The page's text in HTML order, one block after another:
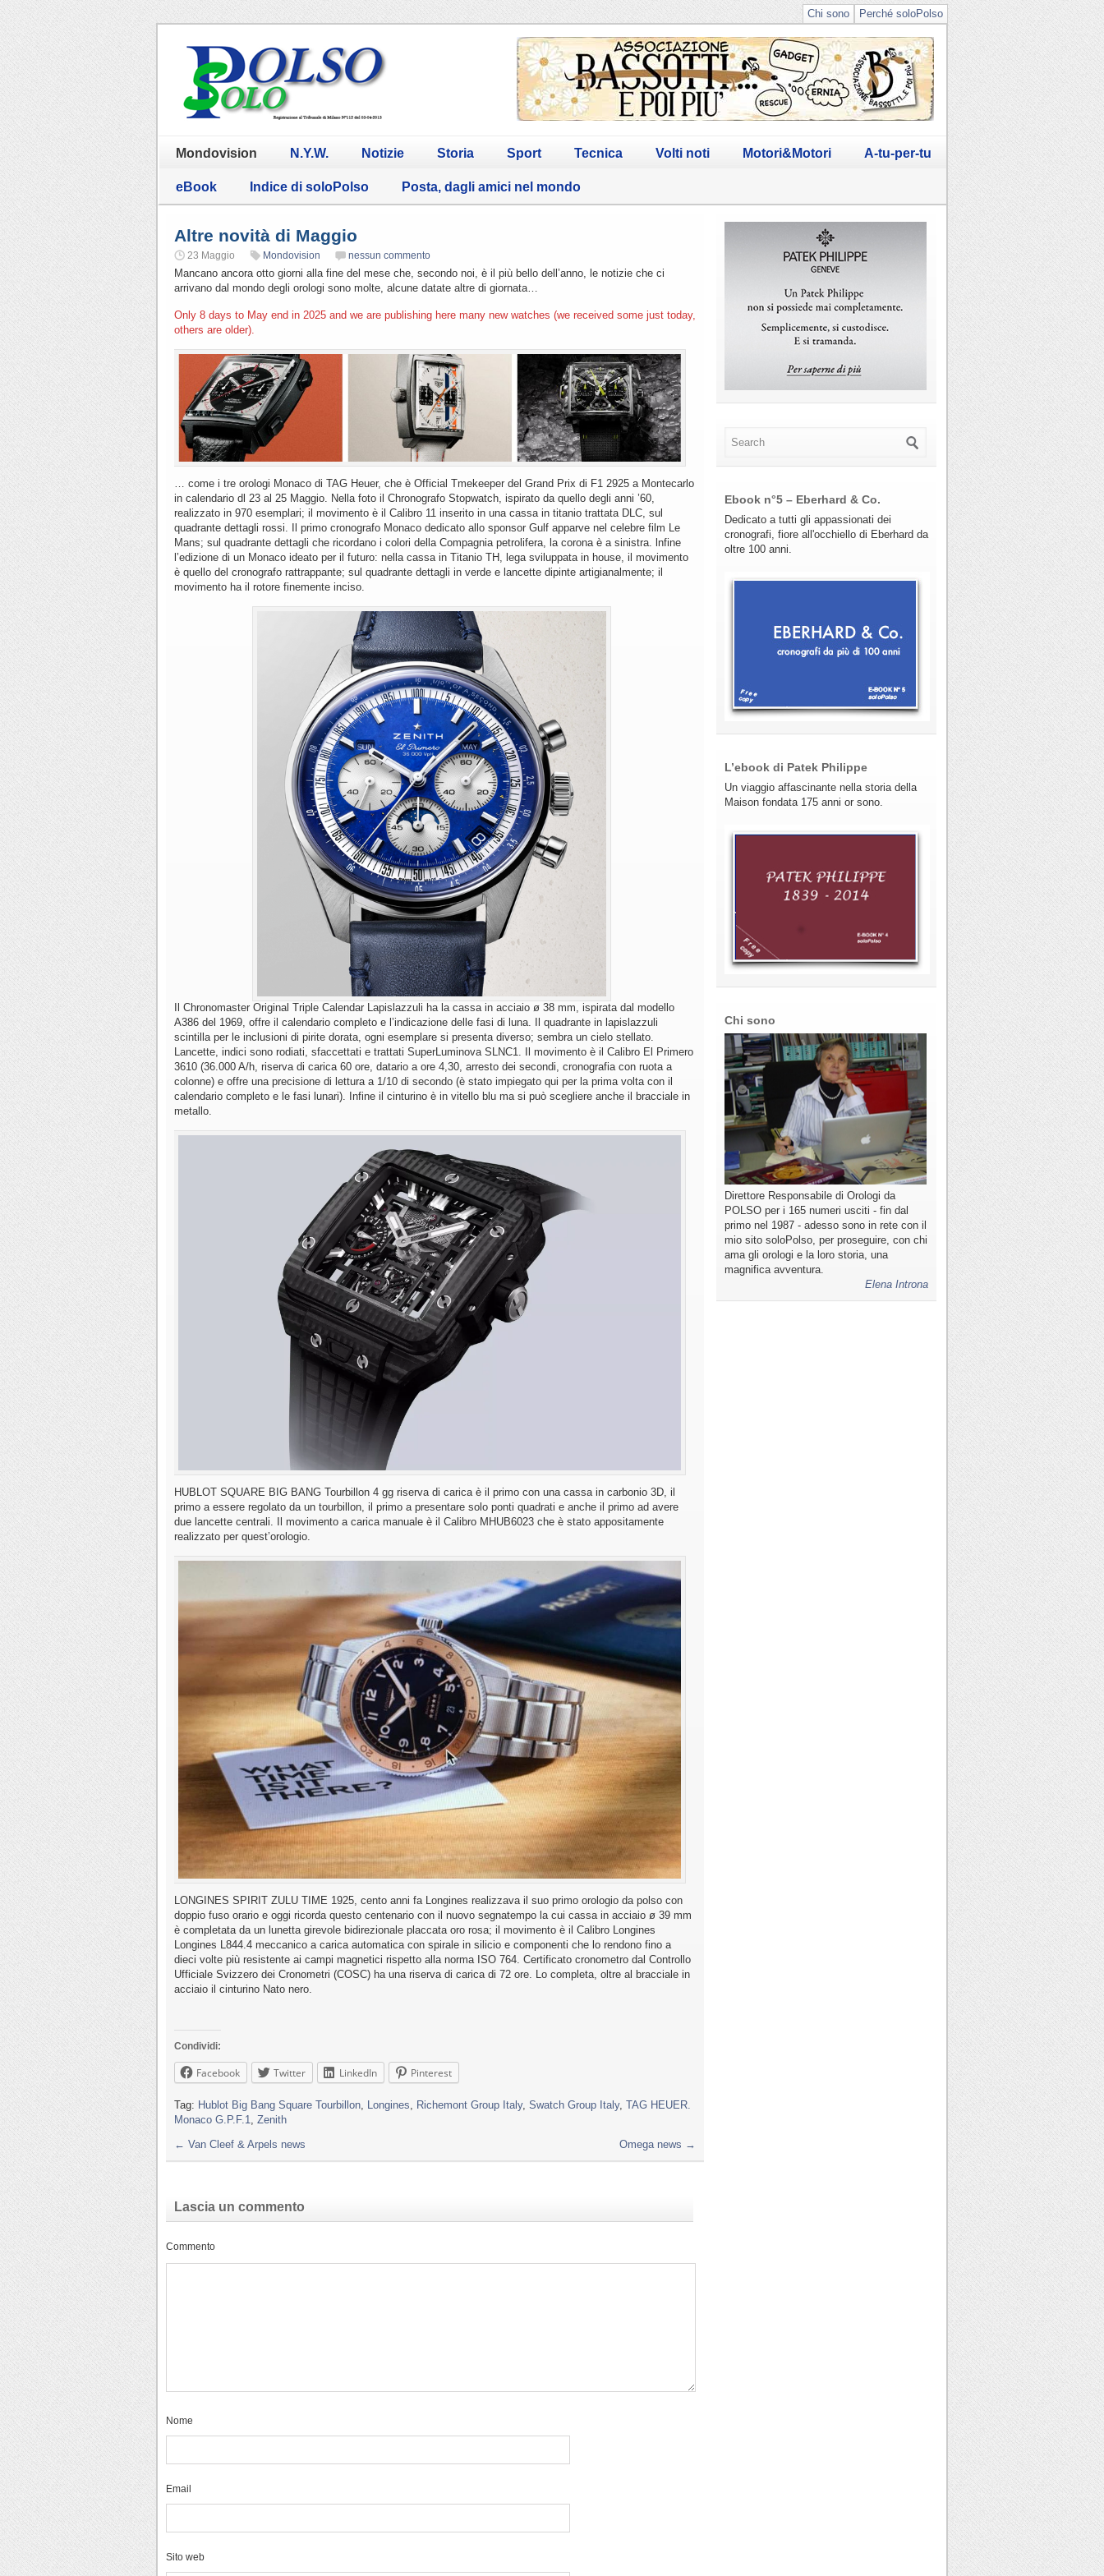
Perché soloPolso
Chi sono
Mondovision N.Y.W. Notizie Storia Sport Tecnica Volti noti Motori&Motori A-tu-per-tu
eBook Indice di soloPolso Posta, dagli amici nel mondo
Altre novità di Maggio
23 Maggio Mondovision nessun commento
Mancano ancora otto giorni alla fine del mese che, secondo noi, è il più bello dell’anno, le notizie che ci
arrivano dal mondo degli orologi sono molte, alcune datate altre di giornata…
Only 8 days to May end in 2025 and we are publishing here many new watches (we received some just today,
others are older).
… come i tre orologi Monaco di TAG Heuer, che è Official Tmekeeper del Grand Prix di F1 2925 a Montecarlo
in calendario dl 23 al 25 Maggio. Nella foto il Chronografo Stopwatch, ispirato da quello degli anni ’60,
realizzato in 970 esemplari; il movimento è il Calibro 11 inserito in una cassa in titanio trattata DLC, sul
quadrante dettagli rossi. Il primo cronografo Monaco dedicato allo sponsor Gulf apparve nel celebre film Le
Mans; sul quadrante dettagli che ricordano i colori della Compagnia petrolifera, la corona è a sinistra. lnfine
l’edizione di un Monaco ideato per il futuro: nella cassa in Titanio TH, lega sviluppata in house, il movimento
è quello del cronografo rattrappante; sul quadrante dettagli in verde e lancette dipinte artigianalmente; il
movimento ha il rotore finemente inciso.
Il Chronomaster Original Triple Calendar Lapislazzuli ha la cassa in acciaio ø 38 mm, ispirata dal modello
A386 del 1969, offre il calendario completo e l’indicazione delle fasi di luna. Il quadrante in lapislazzuli
scintilla per le inclusioni di pirite dorata, ogni esemplare si presenta diverso; sembra un cielo stellato.
Lancette, indici sono rodiati, sfaccettati e trattati SuperLuminova SLNC1. Il movimento è il Calibro El Primero
3610 (36.000 A/h, riserva di carica 60 ore, datario a ore 4,30, arresto dei secondi, cronografia con ruota a
colonne) e offre una precisione di lettura a 1/10 di secondo (è stato impiegato qui per la prima volta con il
calendario completo e le fasi lunari). Infine il cinturino è in vitello blu ma si può scegliere anche il bracciale in
metallo.
HUBLOT SQUARE BIG BANG Tourbillon 4 gg riserva di carica è il primo con una cassa in carbonio 3D, il
primo a essere regolato da un tourbillon, il primo a presentare solo ponti quadrati e anche il primo ad avere
due lancette centrali. Il movimento a carica manuale è il Calibro MHUB6023 che è stato appositamente
realizzato per quest’orologio.
LONGINES SPIRIT ZULU TIME 1925, cento anni fa Longines realizzava il suo primo orologio da polso con
doppio fuso orario e oggi ricorda questo centenario con il nuovo segnatempo la cui cassa in acciaio ø 39 mm
è completata da un lunetta girevole bidirezionale placcata oro rosa; il movimento è il Calibro Longines
Longines L844.4 meccanico a carica automatica con spirale in silicio e componenti che lo rendono fino a
dieci volte più resistente ai campi magnetici rispetto alla norma ISO 764. Certificato cronometro dal Controllo
Ufficiale Svizzero dei Cronometri (COSC) ha una riserva di carica di 72 ore. Lo completa, oltre al bracciale in
acciaio il cinturino Nato nero.
Condividi:
Facebook Twitter LinkedIn Pinterest
Tag: Hublot Big Bang Square Tourbillon Longines Richemont Group Italy, Swatch Group Italy, TAG HEUER.
Monaco G.P.F.1
Zenith
← Van Cleef & Arpels news Omega news →
Lascia un commento
Commento
Nome
Email
Sito web
Ebook n°5 – Eberhard & Co.
Dedicato a tutti gli appassionati dei
cronografi, fiore all'occhiello di Eberhard da
oltre 100 anni.
L’ebook di Patek Philippe
Un viaggio affascinante nella storia della
Maison fondata 175 anni or sono.
Chi sono
Direttore Responsabile di Orologi da
POLSO per i 165 numeri usciti - fin dal
primo nel 1987 - adesso sono in rete con il
mio sito soloPolso, per proseguire, con chi
ama gli orologi e la loro storia, una
magnifica avventura.
Elena Introna